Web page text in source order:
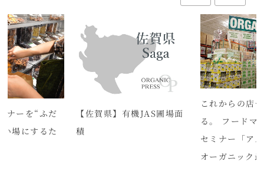
ナーを“ふだ
場にするた
【佐賀県】有機JAS圃場面
積
これからの店
る。 フードマ
セミナー「ア
オーガニック